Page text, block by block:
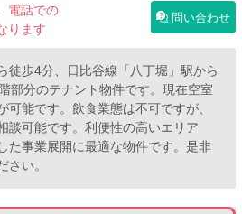
電話での
ります
問い合わせ
徒歩4分、日比谷線「八丁堀」駅から
部分のテナント物件です。現在空室
可能です。飲食業態は不可ですが、
談可能です。利便性の高いエリア
た事業展開に最適な物件です。是非
さい。